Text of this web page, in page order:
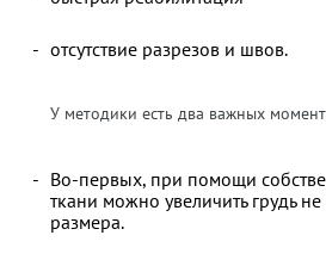
отсутствие разрезов и швов.
У методики есть два важных
Во-первых, при помощи
ткани можно увеличить грудь
размера.